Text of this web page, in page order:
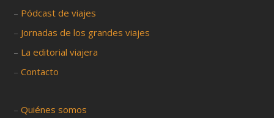
– Pódcast de viajes
– Jornadas de los grandes viajes
– La editorial viajera
–Contacto
–Quiénes somos